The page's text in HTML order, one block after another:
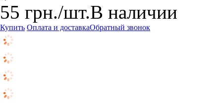
55 грн./шт.В наличии
Купить Оплата и доставкаОбратный звонок